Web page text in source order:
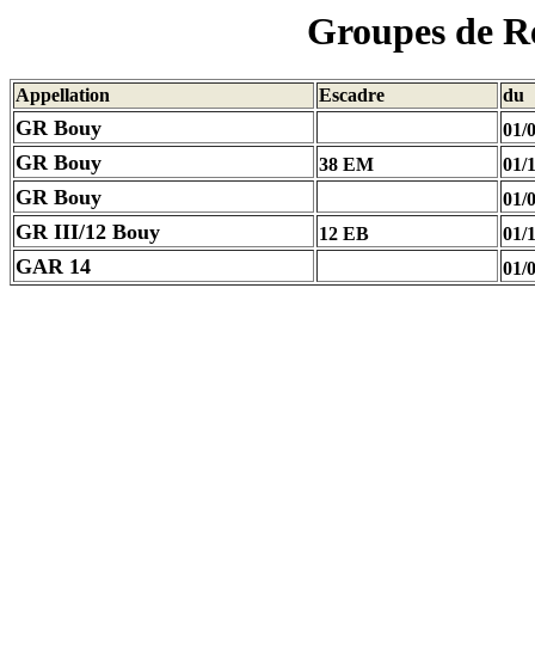
Groupes de
Appellation Escadre du
GR Bouy 01/
GR Bouy 38 EM 01/
GR Bouy 01/
GR III/12 Bouy 12 EB 01/
GAR 14 01/